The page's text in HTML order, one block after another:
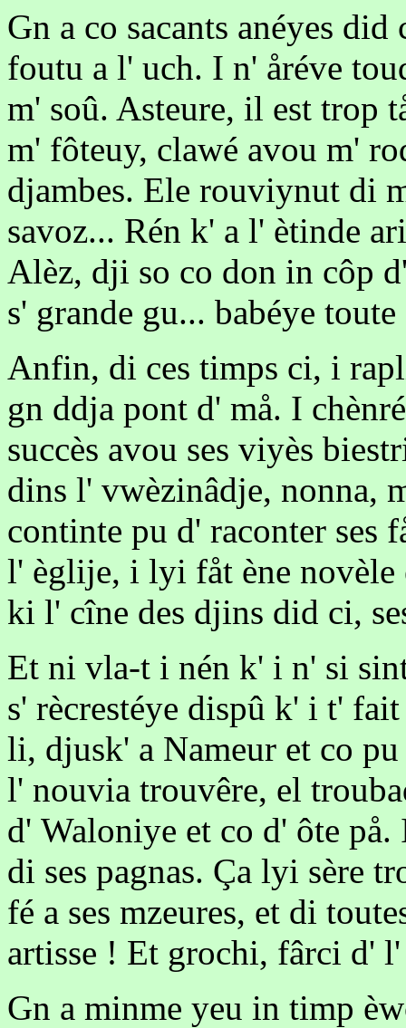
Gn a co sacants anéyes
foutu a l' uch. I n' åréve
m' soû. Asteure, il est trop
m' fôteuy, clawé avou m'
djambes. Ele rouviynut di
savoz... Rén k' a l' ètinde
Alèz, dji so co don in côp
s' grande gu... babéye
Anfin, di ces timps ci, i
gn ddja pont d' må. I
succès avou ses viyès
dins l' vwèzinâdje, nonna,
continte pu d' raconter ses
l' èglije, i lyi fåt ène novèle
ki l' cîne des djins did ci,
Et ni vla-t i nén k' i n' si
s' rècrestéye dispû k' i t'
li, djusk' a Nameur et co
l' nouvia trouvêre, el
d' Waloniye et co d' ôte
di ses pagnas. Ça lyi sère
fé a ses mzeures, et di
artisse ! Et grochi, fârci d'
Gn a minme yeu in timp